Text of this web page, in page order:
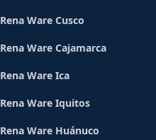
Rena Ware Cusco
Rena Ware Cajamarca
Rena Ware Ica
Rena Ware Iquitos
Rena Ware Huánuco